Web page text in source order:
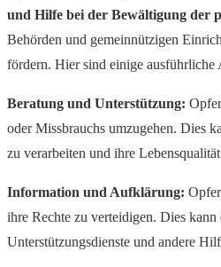
und Hilfe bei der Bewältigung der
Behörden und gemeinnützigen
fördern. Hier sind einige ausführliche
Beratung und Unterstützung:
oder Missbrauchs umzugehen. Dies
zu verarbeiten und ihre
Information und Aufklärung:
ihre Rechte zu verteidigen. Dies
Unterstützungsdienste und andere